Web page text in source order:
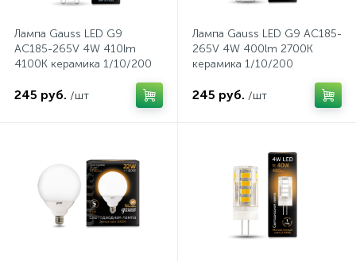
Лампа Gauss LED G9
AC185-265V 4W 410lm
4100K керамика 1/10/200
245 руб. /шт
Лампа Gauss LED G9 AC185-
265V 4W 400lm 2700K
керамика 1/10/200
245 руб. /шт
Трек системы
Фонари
Электрогирлянды
Стекла защитные
Страховочные пояса
Страховочные устройства
Пистолеты для вязки арматуры
Пистолеты для герметиков аккумуляторные
Рубанки
Патроны для ламп
Патроны и переходники для ламп
Предохранители